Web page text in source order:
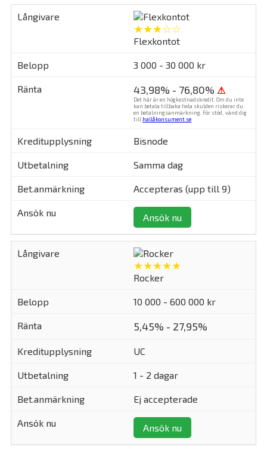
★★★☆☆
Flexkontot
3 000 - 30 000 kr
43,98% - 76,80% ⚠
Det här är en högkostnadskredit. Om du inte
kan betala tillbaka hela skulden riskerar du
en betalningsanmärkning. För stöd, vänd dig
till hallåkonsument.se
Bisnode
Samma dag
Accepteras (upp till 9)
Ansök nu
★★★★★
Rocker
10 000 - 600 000 kr
5,45% - 27,95%
UC
1 - 2 dagar
Ej accepterade
Ansök nu